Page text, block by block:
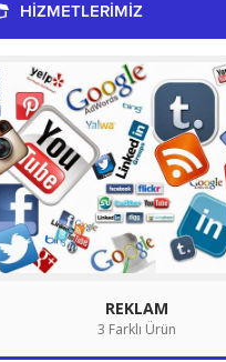
HİZMETLERİMİZ
REKLAM
3 Farklı Ürün